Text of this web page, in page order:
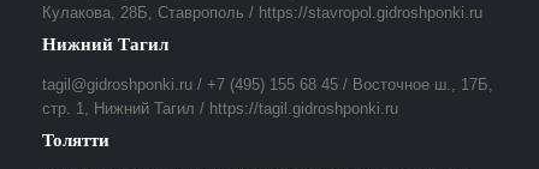
Кулакова, 28Б, Ставрополь / https://stavropol.gidroshponki.ru
Нижний Тагил
tagil@gidroshponki.ru / +7 (495) 155 68 45 / Восточное ш., 17Б,
стр. 1, Нижний Тагил / https://tagil.gidroshponki.ru
Толятти